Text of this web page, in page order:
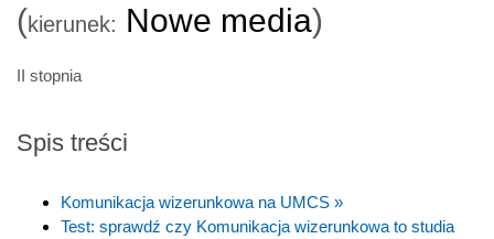
(kierunek: Nowe media)
II stopnia
Spis treści
Komunikacja wizerunkowa na UMCS »
Test: sprawdź czy Komunikacja wizerunkowa to studia